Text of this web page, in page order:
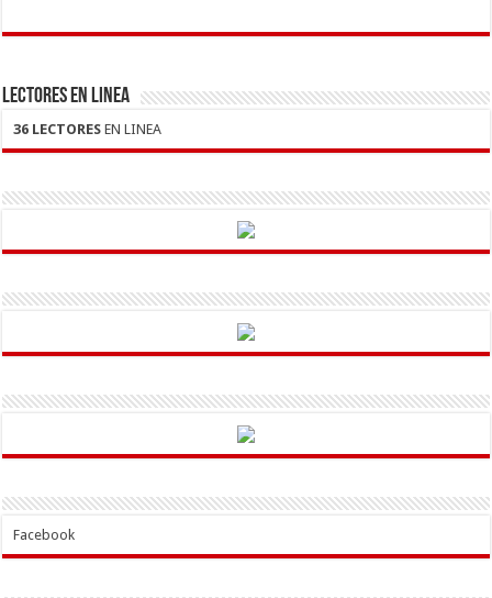
LECTORES EN LINEA
36 LECTORES EN LINEA
Facebook